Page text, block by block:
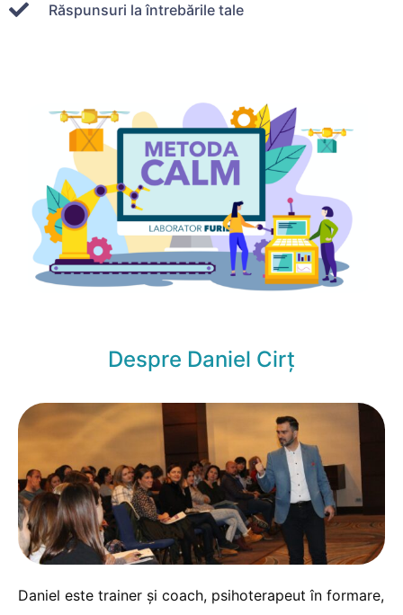
Răspunsuri la întrebările tale
Despre Daniel Cirț
Daniel este trainer și coach, psihoterapeut în formare,